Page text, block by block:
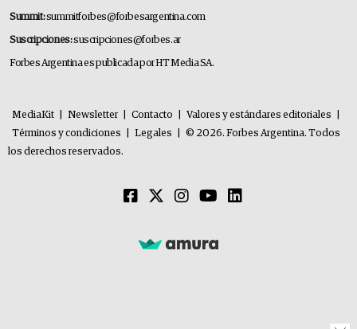
Summit:summitforbes@forbesargentina.com
Suscripciones:suscripciones@forbes.ar
Forbes Argentina es publicada por HT Media SA.
MediaKit Newsletter Contacto Valores y estándares editoriales
Términos y condiciones
Legales
© 2026. Forbes Argentina. Todos
los derechos reservados.